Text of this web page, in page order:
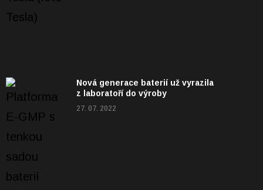
Nová generace baterií už vyrazila
z laboratoří do výroby
27. 07. 2022